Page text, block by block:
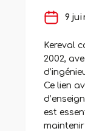
9
Kereval
2002,
Ce lien
est